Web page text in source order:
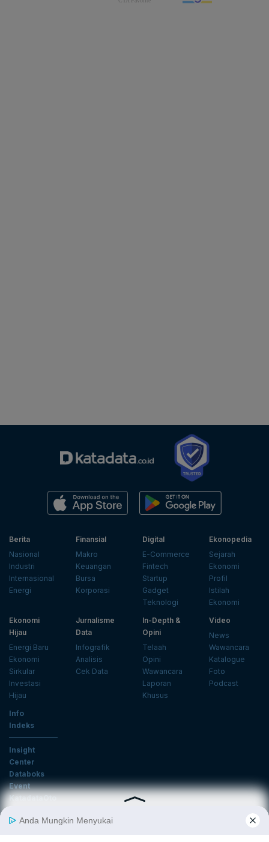
Berita
Nasional
Industri
Internasional
Energi
Finansial
Makro
Keuangan
Bursa
Korporasi
Digital
E-Commerce
Fintech
Startup
Gadget
Teknologi
Ekonopedia
Sejarah
Ekonomi
Profil
Istilah
Ekonomi
Ekonomi
Hijau
Energi Baru
Ekonomi
Sirkular
Investasi
Hijau
Jurnalisme
Data
Infografik
Analisis
Cek Data
In-Depth &
Opini
Telaah
Opini
Wawancara
Laporan
Khusus
Video
News
Wawancara
Katalogue
Foto
Podcast
Info
Indeks
Insight
Center
Databoks
Event
KatadataOto